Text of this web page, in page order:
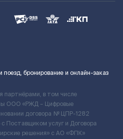
бронирование и онлайн-заказ
в том числе
ООО «РЖД – Цифровые
договора № ЦПР-1282
Поставщиком услуг и Договора
решения» c АО «ФПК»